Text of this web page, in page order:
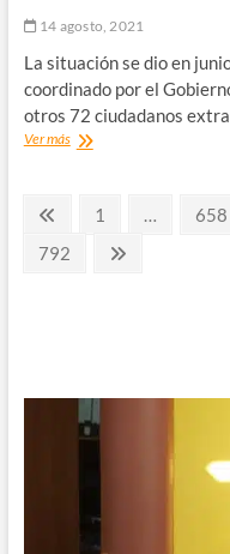
equipo
empresa
Pullman
Bus,
para
conocer
para
14 agosto, 2021
La situación se dio en
coordinado por el
otros 72 ciudadanos
Ver másSJM
Interior
en
Chañaral
Paginación
de
PáginaPágina
1 … 658
Página
792
Página